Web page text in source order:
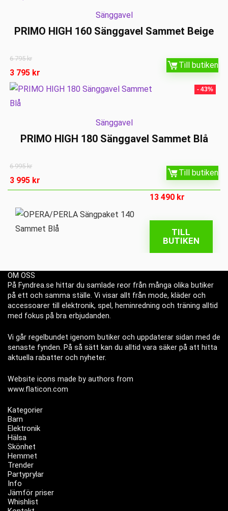
Sänggavel
PRIMO HIGH 160 Sänggavel Sammet Beige
6 795kr
3 795 kr
Till butiken
- 43%
Sänggavel
PRIMO HIGH 180 Sänggavel Sammet Blå
6 995kr
3 995 kr
Till butiken
13 490 kr
TILL
BUTIKEN
OM OSS
På Fyndrea.se hittar du samlade reor från många olika butiker
på ett och samma ställe. Vi visar allt från mode, kläder och
accessoarer till elektronik, spel, heminredning och träning alltid
med fokus på bra erbjudanden.
Vi går regelbundet igenom butiker och uppdaterar sidan med de
senaste fynden. På så sätt kan du alltid vara säker på att hitta
aktuella rabatter och nyheter.
Website icons made by authors from
www.flaticon.com
Kategorier
Barn
Elektronik
Hälsa
Skönhet
Hemmet
Trender
Partyprylar
Info
Jämför priser
Whishlist